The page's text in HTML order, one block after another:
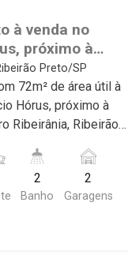
à venda no
próximo à
Preto/SP.
Preto/SP
72m² de área útil à
Hórus, próximo à
Ribeirânia, Ribeirão
a Martinelli
para você: -
- 2 dormitórios sendo
2
Banho
2
Garagens